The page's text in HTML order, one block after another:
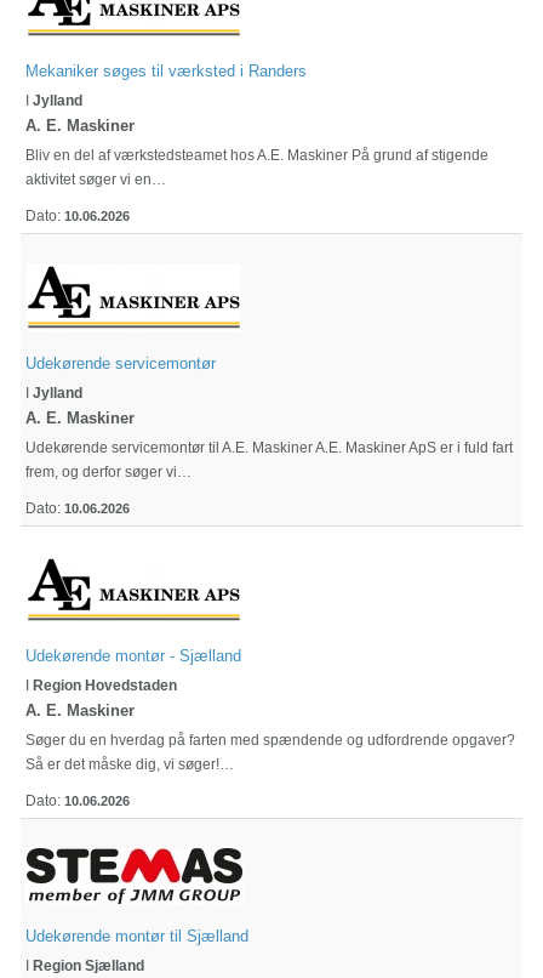
Mekaniker søges til værksted i Randers
I Jylland
A. E. Maskiner
Bliv en del af værkstedsteamet hos A.E. Maskiner På grund af stigende
aktivitet søger vi en…
Dato: 10.06.2026
Udekørende servicemontør
I Jylland
A. E. Maskiner
Udekørende servicemontør til A.E. Maskiner A.E. Maskiner ApS er i fuld fart
frem, og derfor søger vi…
Dato: 10.06.2026
Udekørende montør - Sjælland
I Region Hovedstaden
A. E. Maskiner
Søger du en hverdag på farten med spændende og udfordrende opgaver?
Så er det måske dig, vi søger!…
Dato: 10.06.2026
Udekørende montør til Sjælland
I Region Sjælland